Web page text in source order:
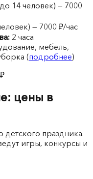
14 человек) — 7000
— 7000 ₽/час
2 часа
мебель,
(подробнее)
цены в
праздника.
игры, конкурсы и